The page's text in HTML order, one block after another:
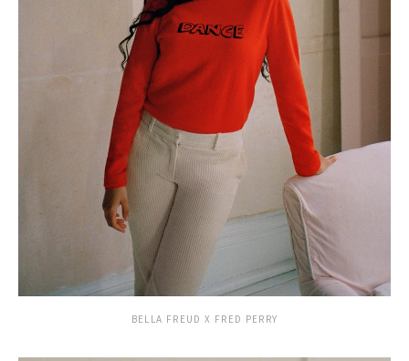
BELLA FREUD X FRED PERRY